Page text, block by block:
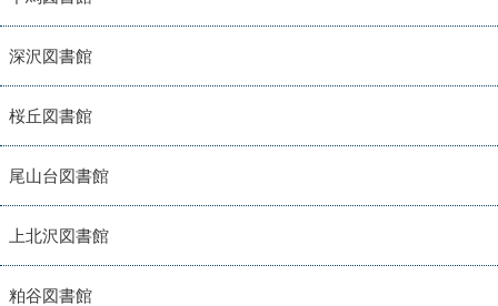
深沢図書館
桜丘図書館
尾山台図書館
上北沢図書館
粕谷図書館